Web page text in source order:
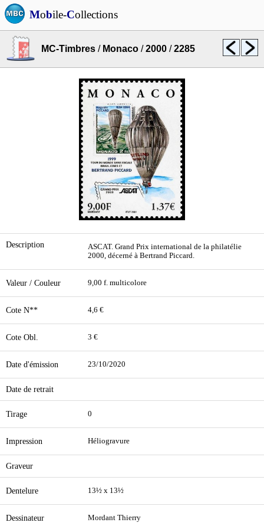
Mobile-Collections
MC-Timbres / Monaco /2000 /2285
Description
ASCAT. Grand Prix international de la philatélie
2000, décerné à Bertrand Piccard.
Valeur / Couleur 9,00 f. multicolore
Cote N** 4,6 €
Cote Obl. 3 €
Date d'émission 23/10/2020
Date de retrait
Tirage 0
Impression Héliogravure
Graveur
Dentelure 13½ x 13½
Dessinateur Mordant Thierry